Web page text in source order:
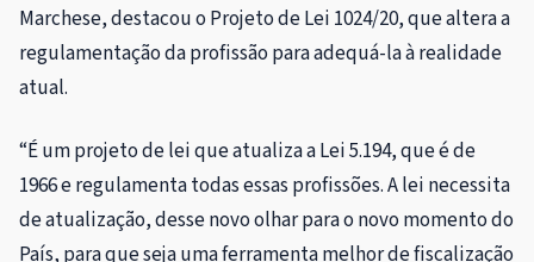
Marchese, destacou o Projeto de Lei 1024/20, que altera a
regulamentação da profissão para adequá-la à realidade
atual.
“É um projeto de lei que atualiza a Lei 5.194, que é de
1966 e regulamenta todas essas profissões. A lei necessita
de atualização, desse novo olhar para o novo momento do
País, para que seja uma ferramenta melhor de fiscalização